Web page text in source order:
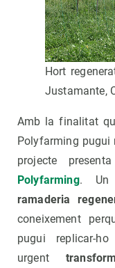
Hort
Justamante,
Amb la finalitat
Polyfarming pugui
projecte
Polyfarming. Un
ramaderia
coneixement
pugui replicar-
urgent